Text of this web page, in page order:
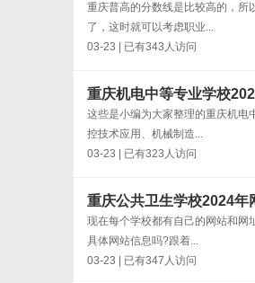
重庆普高的分数线是比较高的，所
了，这时就可以考虑职业...
03-23 | 已有343人访问
重庆机电中等专业学校
这些是小编为大家整理的重庆机电
控技术应用、机械制造...
03-23 | 已有323人访问
重庆公共卫生学校2024年
现在每个学校都有自己的网站和网
具体网站信息吗?跟着...
03-23 | 已有347人访问